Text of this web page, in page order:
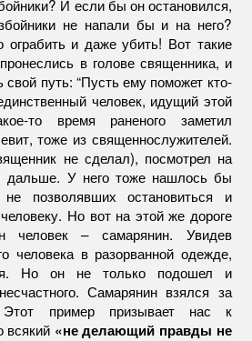
И если бы он остановился,
не напали бы и на него?
ограбить и даже убить! Вот такие
в голове священника, и
путь: “Пусть ему поможет кто-
человек, идущий этой
то время раненого заметил
тоже из священнослужителей.
не сделал), посмотрел на
дальше. У него тоже нашлось бы
не позволявших остановиться и
Но вот на этой же дороге
человек – самарянин. Увидев
человека в разорванной одежде,
Но он не только подошел и
Самарянин взялся за
пример призывает нас к
всякий «не делающий правды не